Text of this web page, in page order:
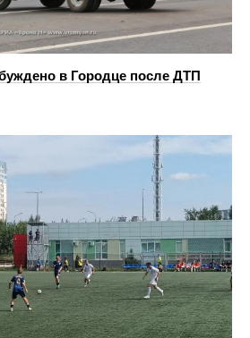
в Городце после ДТП